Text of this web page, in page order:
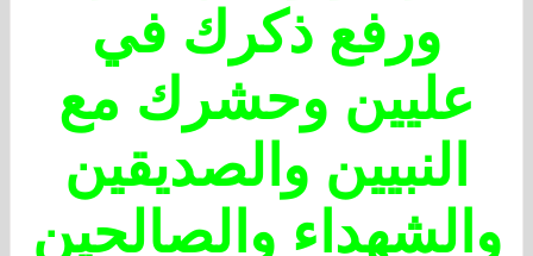
ورفع ذكرك في
عليين وحشرك مع
النبيين والصديقين
والشهداء والصالحين